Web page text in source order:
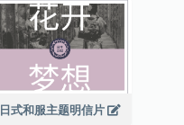
日式和服主题明信片